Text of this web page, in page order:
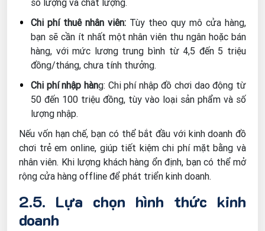
số lượng và chất lượng.
Chi phí thuê nhân viên: Tùy theo quy mô cửa hàng,
bạn sẽ cần ít nhất một nhân viên thu ngân hoặc bán
hàng, với mức lương trung bình từ 4,5 đến 5 triệu
đồng/tháng, chưa tính thưởng.
Chi phí nhập hàng: Chi phí nhập đồ chơi dao động từ
50 đến 100 triệu đồng, tùy vào loại sản phẩm và số
lượng nhập.
Nếu vốn hạn chế, bạn có thể bắt đầu với kinh doanh đồ
chơi trẻ em online, giúp tiết kiệm chi phí mặt bằng và
nhân viên. Khi lượng khách hàng ổn định, bạn có thể mở
rộng cửa hàng offline để phát triển kinh doanh.
2.5. Lựa chọn hình thức kinh
doanh